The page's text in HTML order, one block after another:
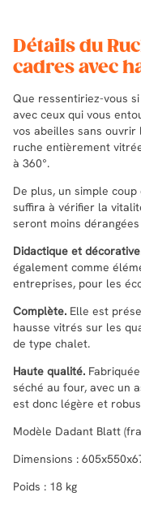
Détails du
cadres avec
Que ressentiriez-vous
avec ceux qui vous
vos abeilles sans ouvrir
ruche entièrement
à 360°.
De plus, un simple
suffira à vérifier la
seront moins
Didactique et
également comme
entreprises, pour les
Complète. Elle est
hausse vitrés sur les
de type chalet.
Haute qualité.
séché au four, avec un
est donc légère et
Modèle Dadant Blatt
Dimensions :
Poids : 18 kg